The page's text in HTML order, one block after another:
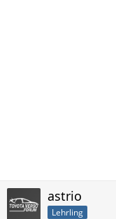
astrio
Lehrling